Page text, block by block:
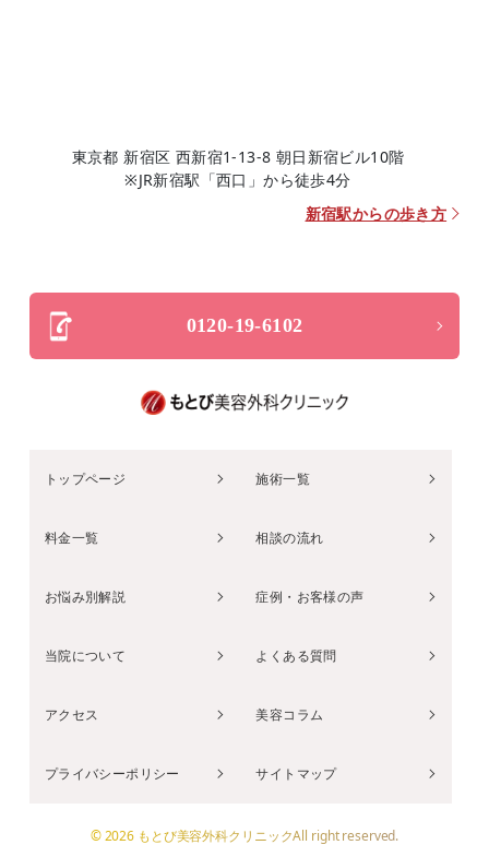
東京都 新宿区 西新宿1-13-8 朝日新宿ビル10階
※JR新宿駅「西口」から徒歩4分
新宿駅からの歩き方
0120-19-6102
トップページ 施術一覧
料金一覧 相談の流れ
お悩み別解説 症例・お客様の声
当院について よくある質問
アクセス 美容コラム
プライバシーポリシー サイトマップ
© 2026 もとび美容外科クリニックAll right reserved.